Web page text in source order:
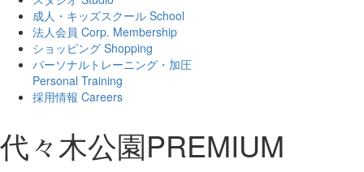
成人・キッズスクール School
法人会員 Corp. Membership
ショッピング Shopping
パーソナルトレーニング・加圧
Personal Training
採用情報 Careers
代々木公園PREMIUM